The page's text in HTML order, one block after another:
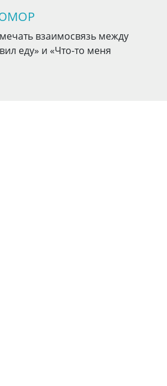
взаимосвязь между
еду» и «Что-то меня